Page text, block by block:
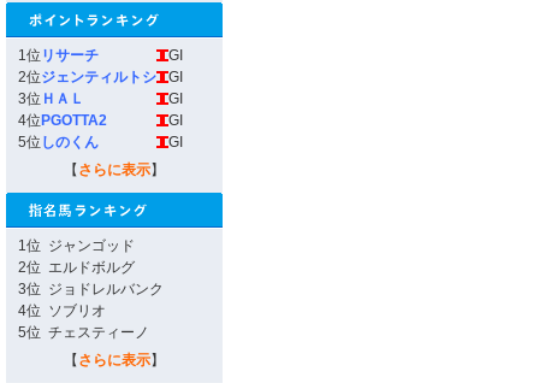
1位 リサーチ
GI
2位ジェンティルトシ
GI
3位 ＨＡＬ
GI
4位 PGOTTA2
GI
5位 しのくん
GI
【 さらに表示】
1位 ジャンゴッド
2位 エルドボルグ
3位 ジョドレルバンク
4位 ソブリオ
5位 チェスティーノ
【 さらに表示】